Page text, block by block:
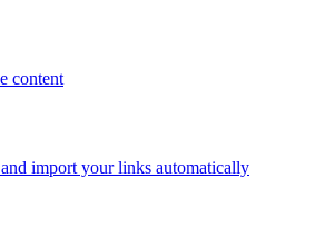
content
import your links automatically